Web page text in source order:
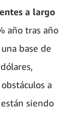
a largo
año tras año
base de
a
siendo